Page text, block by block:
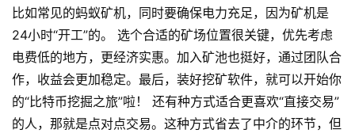
比如常见的蚂蚁矿机，同时要确保电力充足，因为矿机是
24小时“开工”的。 选个合适的矿场位置很关键，优先考虑
电费低的地方，更经济实惠。加入矿池也挺好，通过团队合
作，收益会更加稳定。最后，装好挖矿软件，就可以开始你
的“比特币挖掘之旅”啦！ 还有种方式适合更喜欢“直接交易”
的人，那就是点对点交易。这种方式省去了中介的环节，但